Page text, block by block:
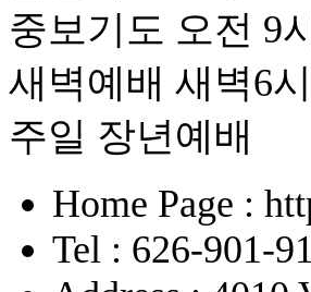
중보기도 오전 9
새벽예배 새벽6
주일 장년예배
Home Page :
Tel : 626-901-